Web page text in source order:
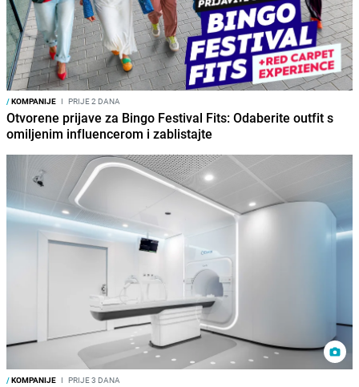
/KOMPANIJE I PRIJE 2 DANA
Otvorene prijave za Bingo Festival Fits: Odaberite outfit s
omiljenim influencerom i zablistajte
/KOMPANIJE I PRIJE 3 DANA